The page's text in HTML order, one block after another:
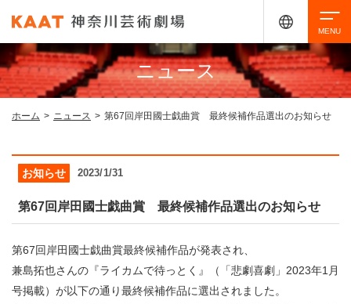
イベントを探す
・ イベントカレンダー
検索
ニュース
ホーム > ニュース > 第67回岸田國士戯曲賞 最終候補作品選出のお知らせ
お知らせ 2023/1/31
第67回岸田國士戯曲賞 最終候補作品選出のお知らせ
第67回岸田國士戯曲賞最終候補作品が発表され、
兼島拓也さんの『ライカムで待っとく』（「悲劇喜劇」2023年1月
号掲載）が以下の通り最終候補作品に選出されました。